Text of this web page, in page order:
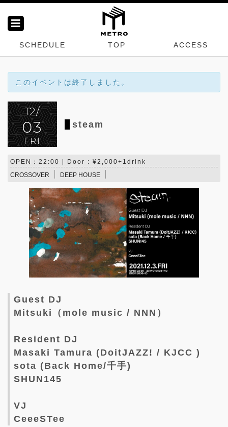
SCHEDULE TOP ACCESS
このイベントは終了しました。
12/
03
FRI
steam
OPEN：22:00 | Door : ¥2,000+1drink
CROSSOVER
DEEP HOUSE
Guest DJ
Mitsuki（mole music / NNN）
Resident DJ
Masaki Tamura (DoitJAZZ! / KJCC )
sota (Back Home/千手)
SHUN145
VJ
CeeeSTee